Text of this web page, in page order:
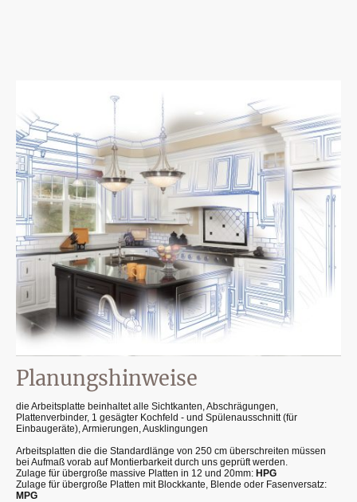
Planungshinweise
die Arbeitsplatte beinhaltet alle Sichtkanten, Abschrägungen,
Plattenverbinder, 1 gesägter Kochfeld - und Spülenausschnitt (für
Einbaugeräte), Armierungen, Ausklingungen
Arbeitsplatten die die Standardlänge von 250 cm überschreiten müssen
bei Aufmaß vorab auf Montierbarkeit durch uns geprüft werden.
Zulage für übergroße massive Platten in 12 und 20mm: HPG
Zulage für übergroße Platten mit Blockkante, Blende oder Fasenversatz:
MPG